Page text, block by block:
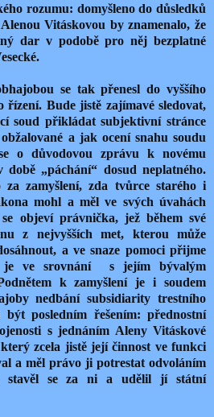
rozumu: domyšleno do důsledků
Vitáskovou by znamenalo, že
dar v podobě pro něj bezplatné
se tak přenesl do vyššího
řízení. Bude jistě zajímavé sledovat,
soud přikládat subjektivní stránce
a jak ocení snahu soudu
o důvodovou zprávu k novému
době „páchání“ dosud neplatného.
zamyšlení, zda tvůrce starého i
mohl a měl ve svých úvahách
objeví právnička, jež během své
z nejvyšších met, kterou může
a ve snaze pomoci přijme
ve srovnání
s jejím bývalým
k zamyšlení je i soudem
nedbání subsidiarity trestního
posledním řešením: přednostní
s jednáním Aleny Vitáskové
zcela jistě její činnost ve funkci
a měl právo ji potrestat odvoláním
stavěl se za ni a udělil jí státní